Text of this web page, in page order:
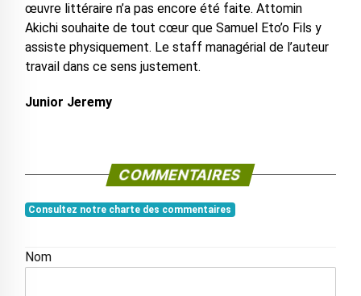
œuvre littéraire n’a pas encore été faite. Attomin
Akichi souhaite de tout cœur que Samuel Eto’o Fils y
assiste physiquement. Le staff managérial de l’auteur
travail dans ce sens justement.
Junior Jeremy
COMMENTAIRES
Consultez notre charte des commentaires
Nom